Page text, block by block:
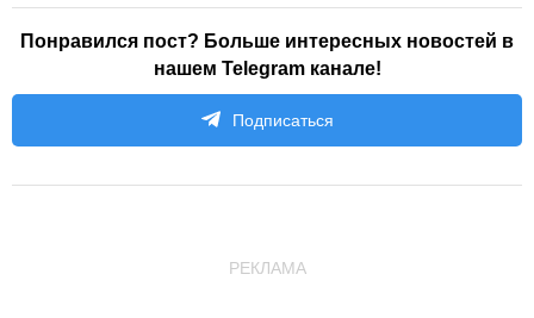
Понравился пост? Больше интересных новостей в
нашем Telegram канале!
Подписаться
РЕКЛАМА